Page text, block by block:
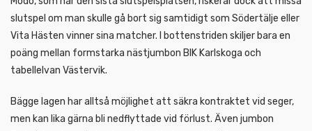
slutspel om man skulle gå bort sig samtidigt som Södertälje eller
Vita Hästen vinner sina matcher. I bottenstriden skiljer bara en
poäng mellan formstarka nästjumbon BIK Karlskoga och
tabellelvan Västervik.
Bägge lagen har alltså möjlighet att säkra kontraktet vid seger,
men kan lika gärna bli nedflyttade vid förlust. Även jumbon